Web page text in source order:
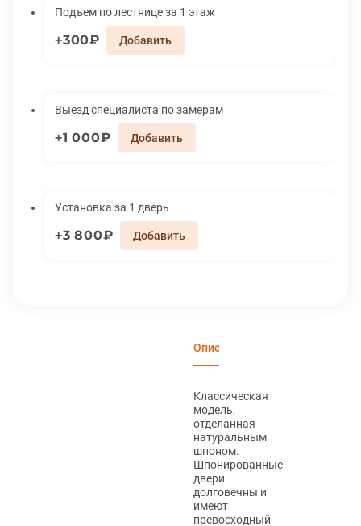
Подъем по лестнице за 1 этаж
300₽
Выезд специалиста по замерам
1 000₽
Установка за 1 дверь
3 800₽
Описание
Классическая
модель,
отделанная
натуральным
шпоном.
Шпонированные
двери
долговечны и
имеют
превосходный